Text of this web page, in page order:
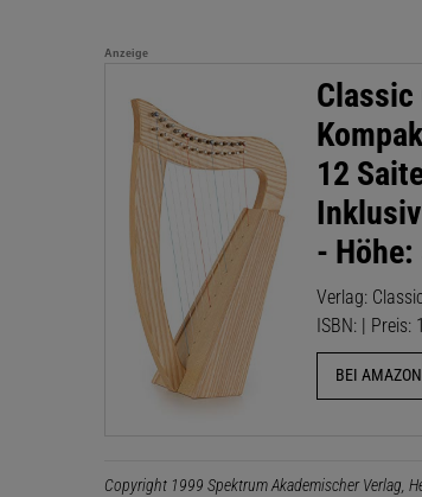
Anzeige
12
- Höhe:
Verlag:
ISBN: | Preis:
BEI
Copyright 1999 Spektrum Akademischer Verlag,